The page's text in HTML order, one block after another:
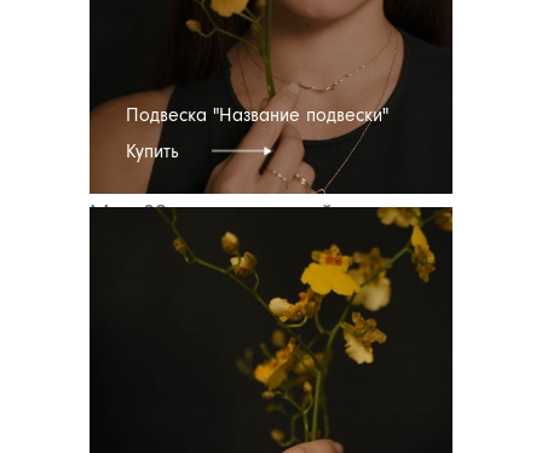
Наше с Сашей 4 свидание, я
влюблена сильнее, чем когда-
либо в жизни, лежу головой у
него на коленях, он говорит, что
чувствует, будто знает меня всю
жизнь.
Мне 20, мы с подругой пытаемся
уехать на велосипеде от
огромной тучи, но дождь нас
догоняет, и мы промокаем до
Подвеска "Название подвески"
Купить